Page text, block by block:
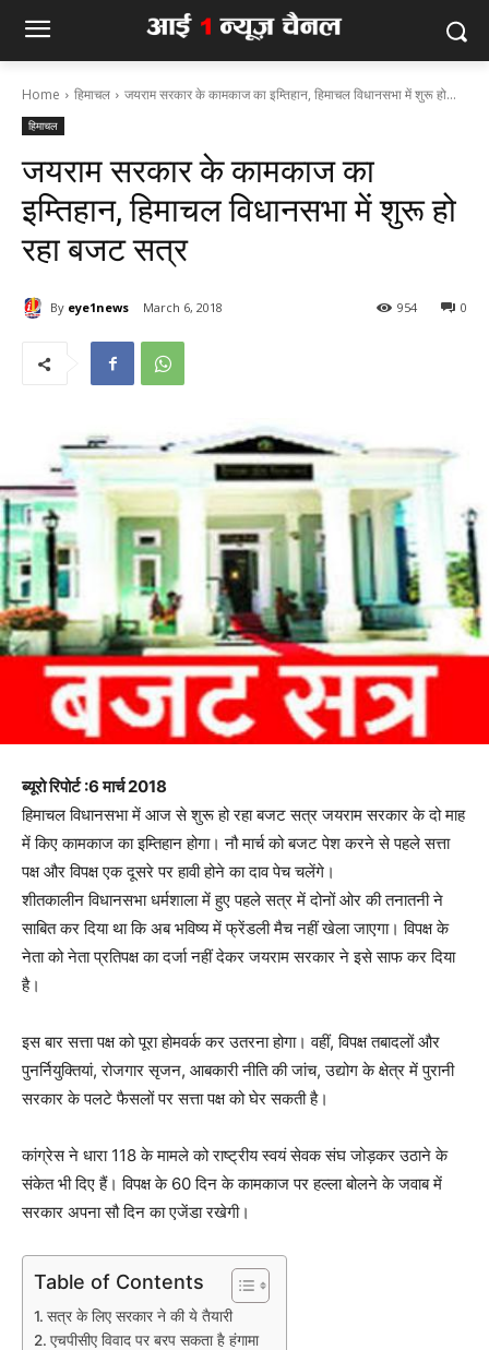
Home हिमाचल जयराम सरकार के कामकाज का इम्तिहान, हिमाचल विधानसभा में शुरू हो...
हिमाचल
जयराम सरकार के कामकाज का
इम्तिहान, हिमाचल विधानसभा में शुरू हो
रहा बजट सत्र
By eye1news March 6, 2018 0
954
ब्यूरो रिपोर्ट :6 मार्च 2018
हिमाचल विधानसभा में आज से शुरू हो रहा बजट सत्र जयराम सरकार के दो माह
में किए कामकाज का इम्तिहान होगा। नौ मार्च को बजट पेश करने से पहले सत्ता
पक्ष और विपक्ष एक दूसरे पर हावी होने का दाव पेच चलेंगे।
शीतकालीन विधानसभा धर्मशाला में हुए पहले सत्र में दोनों ओर की तनातनी ने
साबित कर दिया था कि अब भविष्य में फ्रेंडली मैच नहीं खेला जाएगा। विपक्ष के
नेता को नेता प्रतिपक्ष का दर्जा नहीं देकर जयराम सरकार ने इसे साफ कर दिया
है।
इस बार सत्ता पक्ष को पूरा होमवर्क कर उतरना होगा। वहीं, विपक्ष तबादलों और
पुनर्नियुक्तियां, रोजगार सृजन, आबकारी नीति की जांच, उद्योग के क्षेत्र में पुरानी
सरकार के पलटे फैसलों पर सत्ता पक्ष को घेर सकती है।
कांग्रेस ने धारा 118 के मामले को राष्ट्रीय स्वयं सेवक संघ जोड़कर उठाने के
संकेत भी दिए हैं। विपक्ष के 60 दिन के कामकाज पर हल्ला बोलने के जवाब में
सरकार अपना सौ दिन का एजेंडा रखेगी।
Table of Contents
सत्र के लिए सरकार ने की ये तैयारी
एचपीसीए विवाद पर बरप सकता है हंगामा